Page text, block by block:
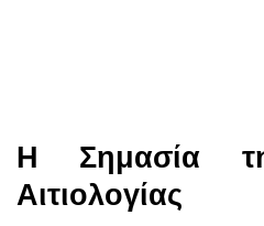
Η Σημασία
Αιτιολογίας